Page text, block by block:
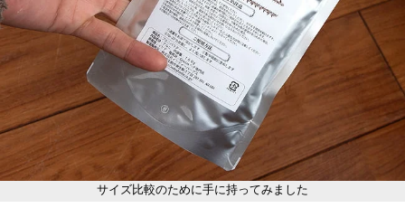
サイズ比較のために手に持ってみました